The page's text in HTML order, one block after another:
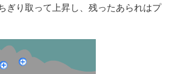
ぎり取って上昇し、残ったあられはプ